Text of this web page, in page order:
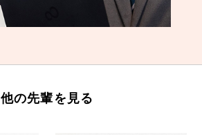
他の先輩を見る